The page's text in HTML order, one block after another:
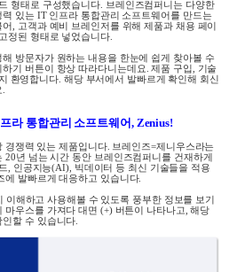
형태로 구성했습니다
브레인즈컴퍼니는 다양한
력 있는 IT 인프라 통합관리 소프트웨어를 만드는
어
고객과 예비 브레인저를 위해 제품과 채용 페이
정된 형태로 넣었습니다.
방문자가 원하는 내용을 한눈에 쉽게 찾아볼 수
하기 버튼이 항상 따라다니는데요 .제품 구입
기술
환영합니다 해당 부서에서 발빠르게 확인해 회신
라 통합관리 소프트웨어 , Zenius!
경쟁력 있는 제품입니다. 브레인즈=제니우스라는
20년 넘는 시간 동안 브레인즈컴퍼니를 건재하게
인공지능(AI), 빅데이터 등 최신 기술들을 적용
에 발빠르게 대응하고 있습니다.
이해하고 사용해볼 수 있도록 풍부한 정보를 보기
마우스를 가져다 대면 (+) 버튼이 나타나고 ,해당
할 수 있습니다